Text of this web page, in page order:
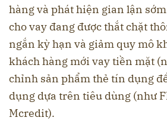
hàng và phát hiện gian lận
cho vay đang được thắt chặt
ngắn kỳ hạn và giảm quy mô
khách hàng mới vay tiền mặt
chỉnh sản phẩm thẻ tín dụng
dụng dựa trên tiêu dùng (như
Mcredit).